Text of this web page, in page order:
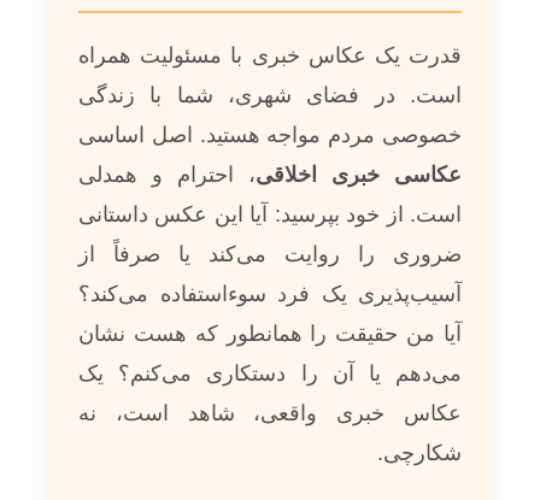
قدرت یک عکاس خبری با مسئولیت همراه
است. در فضای شهری، شما با زندگی
خصوصی مردم مواجه هستید. اصل اساسی
عکاسی خبری اخلاقی، احترام و همدلی
است. از خود بپرسید: آیا این عکس داستانی
ضروری را روایت می‌کند یا صرفاً از
آسیب‌پذیری یک فرد سوءاستفاده می‌کند؟
آیا من حقیقت را همانطور که هست نشان
می‌دهم یا آن را دستکاری می‌کنم؟ یک
عکاس خبری واقعی، شاهد است، نه
شکارچی.